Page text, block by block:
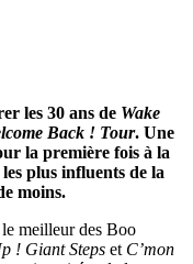
les 30 ans de Wake
Back ! Tour. Une
la première fois à la
plus influents de la
moins.
meilleur des Boo
! Giant Steps et C’mon